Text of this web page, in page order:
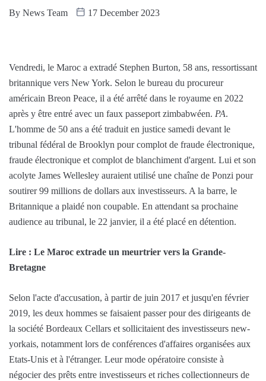
By News Team 17 December 2023
Vendredi, le Maroc a extradé Stephen Burton, 58 ans, ressortissant
britannique vers New York. Selon le bureau du procureur
américain Breon Peace, il a été arrêté dans le royaume en 2022
après y être entré avec un faux passeport zimbabwéen. PA.
L'homme de 50 ans a été traduit en justice samedi devant le
tribunal fédéral de Brooklyn pour complot de fraude électronique,
fraude électronique et complot de blanchiment d'argent. Lui et son
acolyte James Wellesley auraient utilisé une chaîne de Ponzi pour
soutirer 99 millions de dollars aux investisseurs. A la barre, le
Britannique a plaidé non coupable. En attendant sa prochaine
audience au tribunal, le 22 janvier, il a été placé en détention.
Lire : Le Maroc extrade un meurtrier vers la Grande-
Bretagne
Selon l'acte d'accusation, à partir de juin 2017 et jusqu'en février
2019, les deux hommes se faisaient passer pour des dirigeants de
la société Bordeaux Cellars et sollicitaient des investisseurs new-
yorkais, notamment lors de conférences d'affaires organisées aux
Etats-Unis et à l'étranger. Leur mode opératoire consiste à
négocier des prêts entre investisseurs et riches collectionneurs de